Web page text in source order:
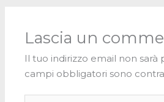
Lascia un
Il tuo indirizzo email non sarà
campi obbligatori sono